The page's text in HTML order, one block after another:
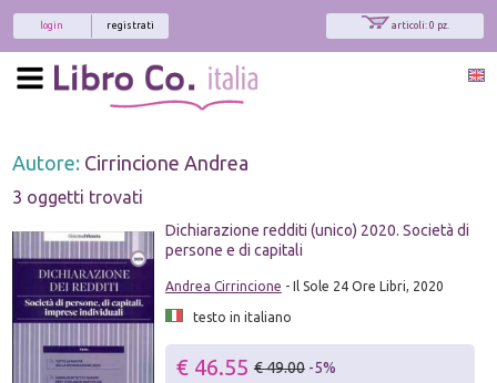
articoli: 0 pz.
registrati
login
Autore: Cirrincione Andrea
3 oggetti trovati
Dichiarazione redditi (unico) 2020. Società di
persone e di capitali
Andrea Cirrincione - Il Sole 24 Ore Libri, 2020
testo in italiano
€ 46.55 € 49.00 -5%